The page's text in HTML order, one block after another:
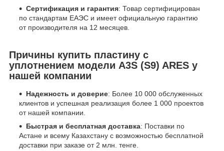
Сертификация и гарантия: Товар сертифицирован
по стандартам ЕАЭС и имеет официальную гарантию
от производителя на 12 месяцев.
Причины купить пластину с
уплотнением модели A3S (S9) ARES у
нашей компании
Надежность и доверие: Более 10 000 обслуженных
клиентов и успешная реализация более 1 000 проектов
от нашей компании.
Быстрая и бесплатная доставка: Поставки по
Астане и всему Казахстану с возможностью бесплатной
доставки при заказе от 2 млн. тенге.